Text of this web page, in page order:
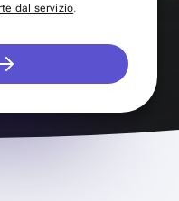
dal servizio.